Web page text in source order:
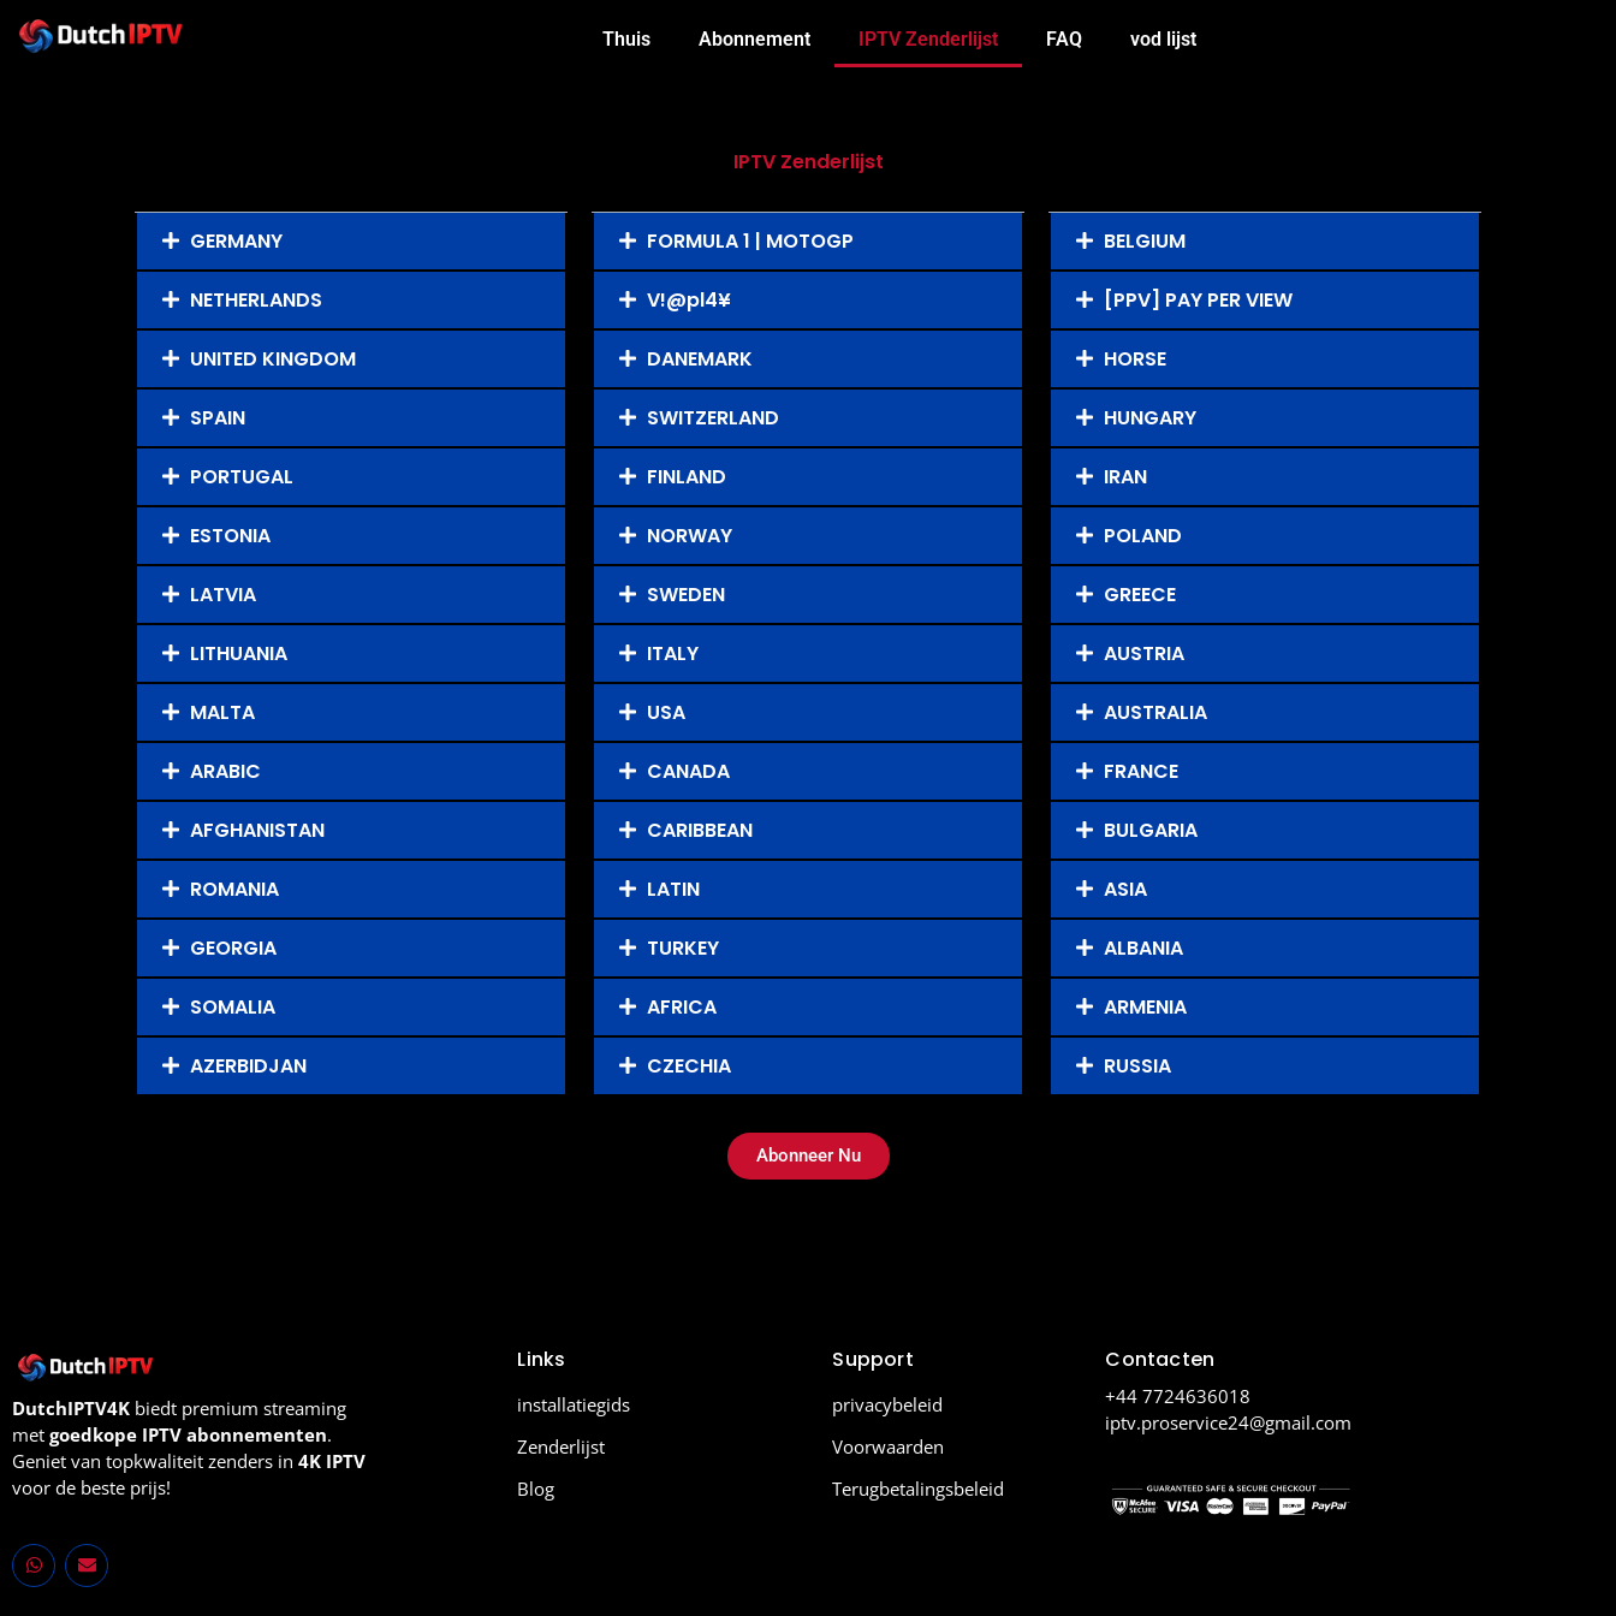
Skip
Thuis Abonnement IPTV Zenderlijst FAQ vod lijst
IPTV Zenderlijst
GERMANY
NETHERLANDS
UNITED KINGDOM
SPAIN
PORTUGAL
ESTONIA
LATVIA
LITHUANIA
MALTA
ARABIC
AFGHANISTAN
ROMANIA
GEORGIA
SOMALIA
AZERBIDJAN
FORMULA 1 | MOTOGP
V!@pl4¥
DANEMARK
SWITZERLAND
FINLAND
NORWAY
SWEDEN
ITALY
USA
CANADA
CARIBBEAN
LATIN
TURKEY
AFRICA
CZECHIA
BELGIUM
[PPV] PAY PER VIEW
HORSE
HUNGARY
IRAN
POLAND
GREECE
AUSTRIA
AUSTRALIA
FRANCE
BULGARIA
ASIA
ALBANIA
ARMENIA
RUSSIA
Abonneer Nu
DutchIPTV4K biedt premium streaming
met goedkope IPTV abonnementen.
Geniet van topkwaliteit zenders in 4K IPTV
voor de beste prijs!
W
h
a
E
n
v
Links
installatiegids
Zenderlijst
Blog
Support
privacybeleid
Voorwaarden
Terugbetalingsbeleid
Contacten
+44 7724636018
iptv.proservice24@gmail.com